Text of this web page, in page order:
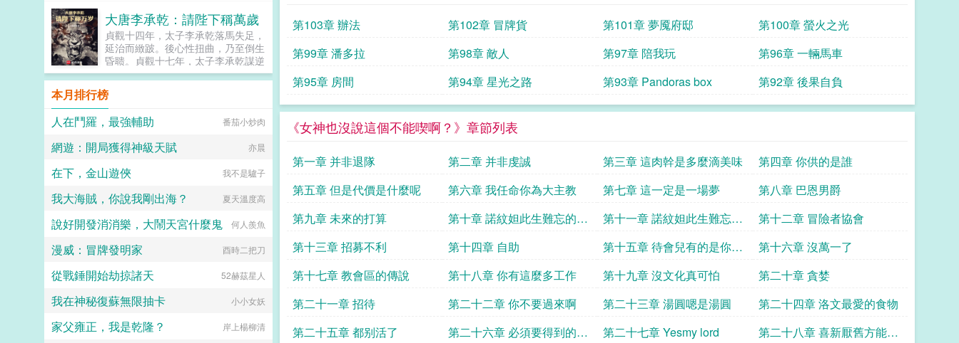
第103章 辦法 第102章 冒牌貨 第101章 夢魇府邸
第100章 螢火之光
第99章 潘多拉
第98章 敵人 第97章 陪我玩
第96章 一輛馬車
第95章 房間
第94章 星光之路 第93章 Pandoras box 第92章 後果自負
《女神也沒說這個不能喫啊？》章節列表
第一章 并非退隊 第二章 并非虔誠 第三章 這肉幹是多麼滴美味
第四章 你供的是誰
第五章 但是代價是什麼呢
第六章 我任命你為大主教 第七章 這一定是一場夢
第八章 巴恩男爵
第九章 未來的打算
第十章 諾紋妲此生難忘的一
夜上
第十一章 諾紋妲此生難忘的
一夜下
第十二章 冒險者協會
第十三章 招募不利
第十四章 自助
第十五章 待會兒有的是你們
慘叫的時候
第十六章 沒萬一了
第十七章 教會區的傳說
第十八章 你有這麼多工作 第十九章 沒文化真可怕
第二十章 貪婪
第二十一章 招待
第二十二章 你不要過來啊 第二十三章 湯圓嗯是湯圓
第二十四章 洛文最愛的食物
第二十五章 都别活了
第二十六章 必須要得到的東
第二十七章 Yesmy lord
第二十八章 喜新厭舊方能維
大唐李承乾：請陛下稱萬歲
貞觀十四年，太子李承乾落馬失足，
延治而緻跛。後心性扭曲，乃至倒生
昏聩。貞觀十七年，太子李承乾謀逆
未遂，事情敗露，遂被廢為庶民，流
放黔州。貞觀十八年，卒於黔州。黑
暗中，李承乾緩緩的睜開了眼睛。一
個來自未來千餘年後奪舍失敗的靈
魂，不僅將他帶回到貞觀十四年落馬
後的記憶和知識。這一次，他不僅要
自己的一切全都奪回來。承乾，你在
上皇入武德殿！武德，高祖皇帝李淵
本月排行榜
人在鬥羅，最強輔助
番茄小炒肉
網遊：開局獲得神級天賦 亦晨
在下，金山遊俠 我不是驢子
我大海賊，你說我剛出海？ 夏天溫度高
說好開發消消樂，大鬧天宮什麼鬼 何人羨魚
漫威：冒牌發明家 酉時二把刀
從戰錘開始劫掠諸天 52赫茲星人
我在神秘復蘇無限抽卡 小小女妖
家父雍正，我是乾隆？ 岸上楊柳清